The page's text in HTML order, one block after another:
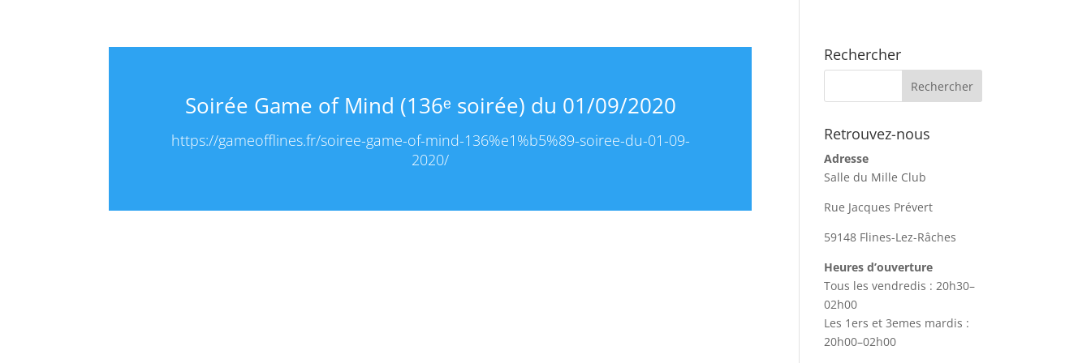
Soirée Game of Mind (136ᵉ soirée) du 01/09/2020
https://gameofflines.fr/soiree-game-of-mind-136%e1%b5%89-soiree-du-01-09-
2020/
Rechercher
Retrouvez-nous
Adresse
Salle du Mille Club
Rue Jacques Prévert
59148 Flines-Lez-Râches
Heures d’ouverture
Tous les vendredis : 20h30–
02h00
Les 1ers et 3emes mardis :
20h00–02h00